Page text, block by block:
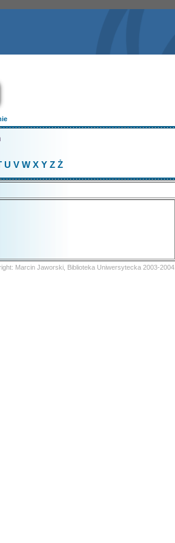
U V W X Y Z Ż
Marcin Jaworski, Biblioteka Uniwersytecka 2003-2004.